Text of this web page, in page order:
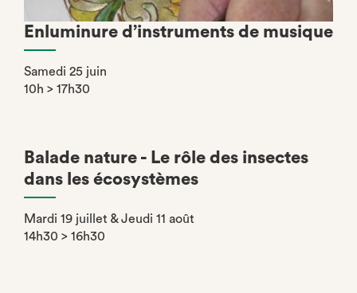
Enluminure d’instruments de musique
Samedi 25 juin
10h > 17h30
Balade nature - Le rôle des insectes
dans les écosystèmes
Mardi 19 juillet & Jeudi 11 août
14h30 > 16h30